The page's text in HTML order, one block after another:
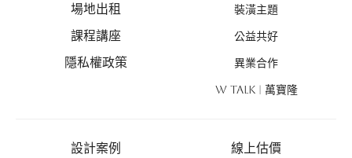
場地出租
課程講座
隱私權政策
裝潢主題
公益共好
異業合作
W TALK | 萬寶隆
設計案例 線上估價